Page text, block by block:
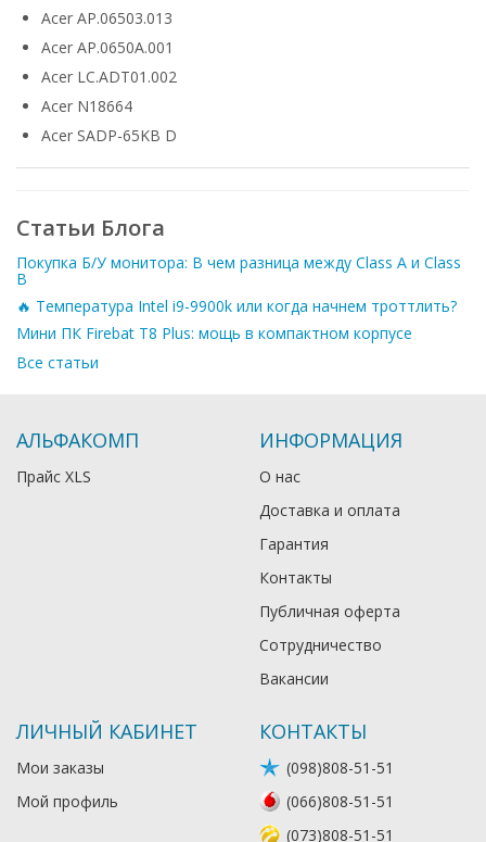
Acer AP.06503.013
Acer AP.0650A.001
Acer LC.ADT01.002
Acer N18664
Acer SADP-65KB D
Статьи Блога
Покупка Б/У монитора: В чем разница между Class A и Class
B
🔥 Температура Intel i9-9900k или когда начнем троттлить?
Мини ПК Firebat T8 Plus: мощь в компактном корпусе
Все статьи
АЛЬФАКОМП
Прайс XLS
ИНФОРМАЦИЯ
О нас
Доставка и оплата
Гарантия
Контакты
Публичная оферта
Сотрудничество
Вакансии
ЛИЧНЫЙ КАБИНЕТ
Мои заказы
Мой профиль
КОНТАКТЫ
(098)808-51-51
(066)808-51-51
(073)808-51-51